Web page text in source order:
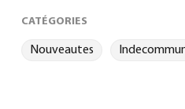
CATÉGORIES
Nouveautes